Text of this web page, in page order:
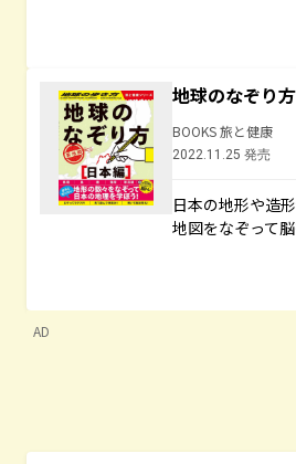
地球のなぞ
BOOKS 旅と健康
2022.11.25 発売
日本の地形や造
地図をなぞって
AD